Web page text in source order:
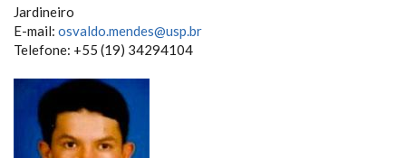
Jardineiro
E-mail: osvaldo.mendes@usp.br
Telefone: +55 (19) 34294104